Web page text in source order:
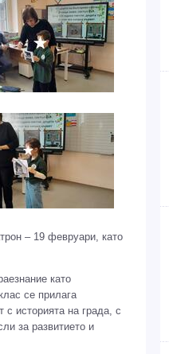
– 19 февруари, като
като
се прилага
с историята на града, с
за развитието и